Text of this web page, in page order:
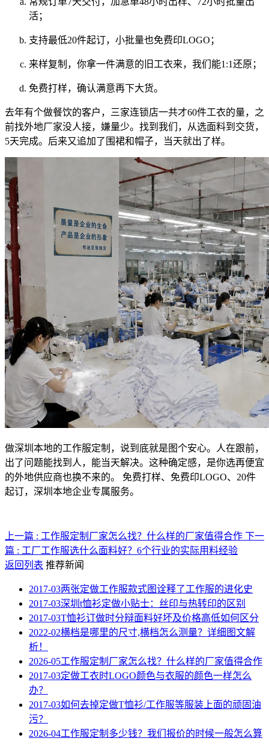
活；
支持最低20件起订，小批量也免费印LOGO；
来样复制，你拿一件满意的旧工衣来，我们能1:1还原；
免费打样，确认满意再下大货。
去年有个做餐饮的客户，三家连锁店一共才60件工衣的量，之
前找外地厂家没人接，嫌量少。找到我们，从选面料到交货，
5天完成。后来又追加了围裙和帽子，当天就出了样。
做深圳本地的工作服定制，说到底就是图个安心。人在跟前，
出了问题能找到人，能当天解决。这种确定感，是你选再便宜
的外地供应商也换不来的。
免费打样、免费印LOGO、20件
起订，深圳本地企业专属服务。
上一篇 : 工作服定制厂家怎么找？什么样的厂家值得合作 下一
篇 : 工厂工作服选什么面料好？6个行业的实际用料经验
返回列表 推荐新闻
2017-03两张定做工作服款式图诠释了工作服的进化史
2017-03深圳t恤衫定做小贴士：丝印与热转印的区别
2017-03T恤衫订做时分辩面料好坏及价格高低如何区分
2022-02横档是哪里的尺寸,横档怎么测量？详细图文解
析！
2026-05工作服定制厂家怎么找？什么样的厂家值得合作
2017-03定做工衣时LOGO颜色与衣服的颜色一样怎么
办？
2017-03如何去掉定做T恤衫/工作服等服装上面的顽固油
污？
2026-04工作服定制多少钱？我们报价的时候一般怎么算